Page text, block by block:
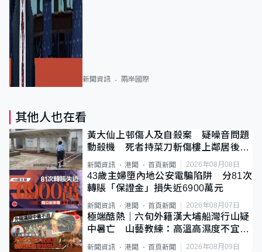
新聞資訊 兩岸國際
其他人也在看
黃大仙上邨傷人及自殺案 疑噪音問題
動殺機 死者持菜刀斬傷樓上鄰居後墮
斃
新聞資訊 港聞 首頁新聞 2026年08月08日
43歲主婦墮內地公安電騙陷阱 分81次
轉賬「保證金」損失近6900萬元
新聞資訊 港聞 首頁新聞 2026年08月07日
極端酷熱｜六旬外籍漢大埔船灣行山疑
中暑亡 山藝教練：高溫高濕度不宜遠
新聞資訊 港聞 首頁新聞 2026年08月09日